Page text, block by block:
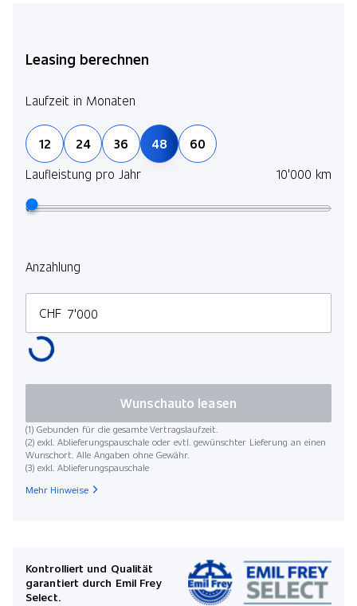
Leasing berechnen
Laufzeit in Monaten
12 24 36 48
60
Laufleistung pro Jahr
10'000 km
Anzahlung
CHF
(1) Gebunden für die gesamte Vertragslaufzeit.
(2) exkl. Ablieferungspauschale oder evtl. gewünschter Lieferung an einen
Wunschort. Alle Angaben ohne Gewähr.
(3) exkl. Ablieferungspauschale
Wunschauto leasen
Mehr Hinweise
Kontrolliert und Qualität
garantiert durch Emil Frey
Select.